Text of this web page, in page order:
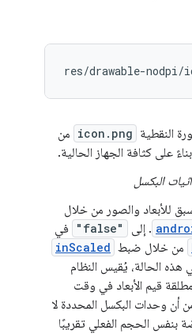
res/drawable-nodpi/
النقطية icon.png من
على كثافة الجهاز الحالية.
البكسل
للأبعاد والصور من خلال
. إلى "false"
في
من خلال ضبط inScaled
الحالة، يُقيس النظام
قيم الأبعاد في وقت
أن وحدات البكسل المحددة لا
بنفس الحجم الفعلي تقريبًا